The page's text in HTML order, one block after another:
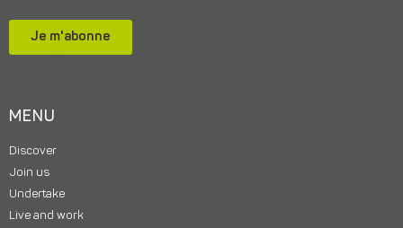
Je m'abonne
MENU
Discover
Join us
Undertake
Live and work